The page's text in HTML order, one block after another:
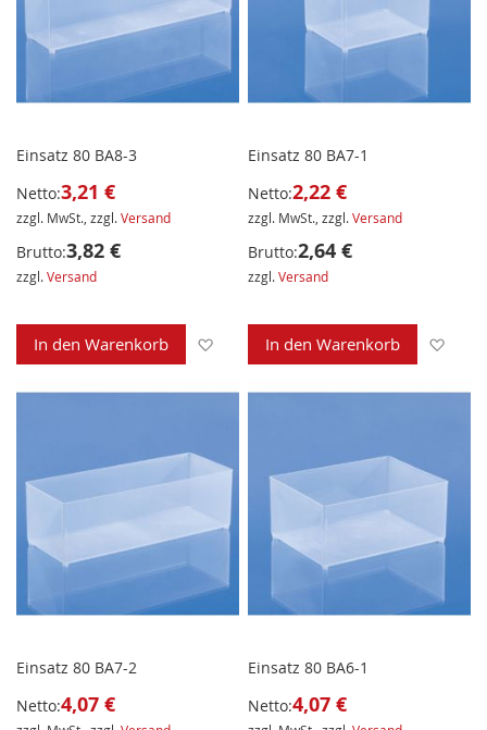
Einsatz 80 BA8-3
Netto:3,21 €
zzgl. MwSt., zzgl.Versand
Brutto:3,82 €
zzgl.Versand
In den Warenkorb Zur Wunschliste hinzufügen
Einsatz 80 BA7-1
Netto:2,22 €
zzgl. MwSt., zzgl.Versand
Brutto:2,64 €
zzgl.Versand
In den Warenkorb
Einsatz 80 BA7-2
Netto:4,07 €
Einsatz 80 BA6-1
Netto:4,07 €